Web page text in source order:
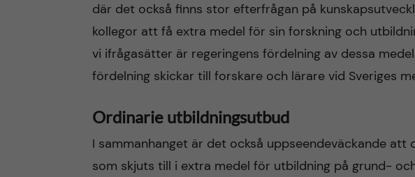
där det också finns stor efterfrågan på
kollegor att få extra medel för sin forskning och
vi ifrågasätter är regeringens fördelning av dessa
fördelning skickar till forskare och lärare vid Sveriges
Ordinarie utbildningsutbud
I sammanhanget är det också uppseendeväckande att
som skjuts till i extra medel för utbildning på grund-